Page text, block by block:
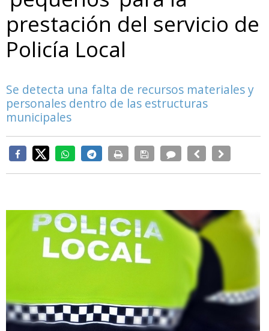
prestación del servicio de
Policía Local
Se detecta una falta de recursos materiales y
personales dentro de las estructuras
municipales